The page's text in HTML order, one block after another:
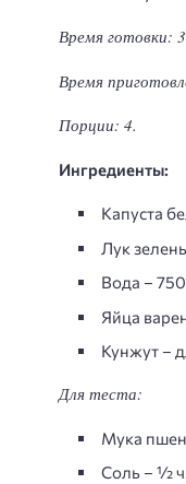
Время готовки:
Время
Порции: 4.
Ингредиенты:
Капуста
Лук
Вода –
Яйца
Кунжут –
Для теста:
Мука
Соль – ½